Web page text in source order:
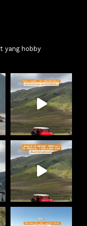
yang hobby